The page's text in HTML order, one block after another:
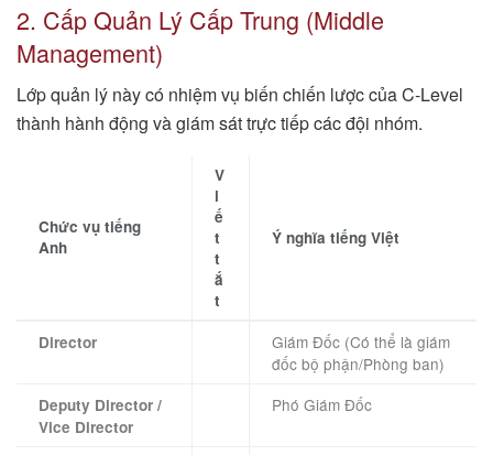
2. Cấp Quản Lý Cấp Trung (Middle
Management)
Lớp quản lý này có nhiệm vụ biến chiến lược của C-Level
thành hành động và giám sát trực tiếp các đội nhóm.
Chức vụ tiếng
Anh
V
i
ế
t
t
ắ
t
Ý nghĩa tiếng Việt
Director
Giám Đốc (Có thể là giám
đốc bộ phận/Phòng ban)
Deputy Director /
Vice Director
Phó Giám Đốc